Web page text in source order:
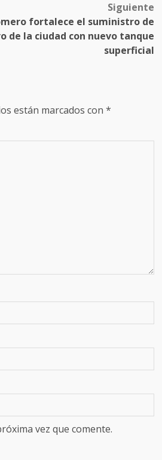
Siguiente
fortalece el suministro de
de la ciudad con nuevo tanque
superficial
están marcados con *
vez que comente.